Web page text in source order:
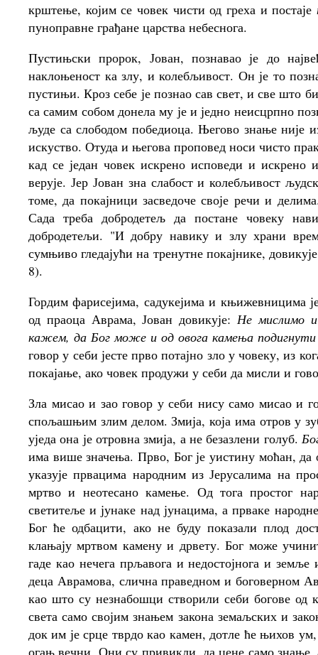
крштење, којим се човек чисти од греха и постаје
пуноправне грађане царства небеснога.
Пустињски пророк, Јован, познавао је до
наклоњеност ка злу, и колебљивост. Он је то
пустињи. Кроз себе је познао сав свет, и све што
са самим собом донела му је и једно неисцрпно
људе са слободом победиоца. Његово знање није
искуство. Отуда и његова проповед носи чисто
кад се један човек искрено исповеди и искрено
верује. Јер Јован зна слабост и колебљивост
томе, да покајници засведоче своје речи и
Сада треба добродетељ да постане човеку
добродетељи. "И добру навику и злу храни
сумњиво гледајући на тренутне покајнике,
8).
Гордим фарисејима, садукејима и књижевницима
од праоца Аврама, Јован довикује:Не мислимо
кажем, да Бог може и од овога камења подигнути
говор у себи јесте прво потајно зло у човеку, из
покајање, ако човек продужи у себи да мисли и
Зла мисао и зао говор у себи нису само мисао и
спољашњим злим делом. Змија, која има отров у
уједа она је отровна змија, а не безазлени голуб.
има више значења. Прво, Бог је уистину моћан, да
указује првацима народним из Јерусалима на
мртво и неотесано камење. Од тога простог
светитеље и јунаке над јунацима, а прваке
Бог ће одбацити, ако не буду показали плод
клањају мртвом камену и дрвету. Бог може
гаде као нечега прљавога и недостојнога и
деца Аврамова, слична праведном и боговерном
као што су незнабошци створили себи богове од
света само својим знањем закона земаљских и
док им је срце тврдо као камен, дотле ће њихов
огањ вечни. Они су привикли, да цене само